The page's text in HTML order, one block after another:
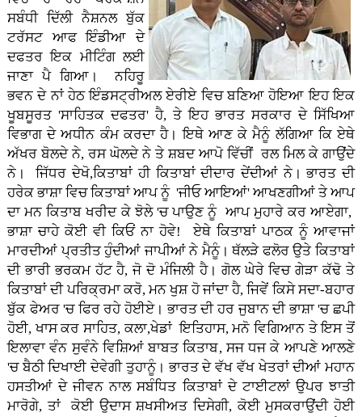
ਸਬੰਧੀ ਦਿੱਲੀ ਨੈਸ਼ਨਲ ਬੁੱਕ
ਟਰੱਸਟ ਆਫ ਇੰਡੀਆ ਦੇ
ਦਫਤਰ ਇਕ ਮੀਟਿੰਗ ਲਈ
ਜਾਣਾ ਪੈ ਗਿਆ। ਨਹਿਰੂ
ਭਵਨ ਦੇ ਨਾਂ ਹੇਠ ਇੰਡਸਟ੍ਰੀਅਲ ਏਰੀਏ ਵਿਚ ਬਣਿਆ ਹੋਇਆ ਇਹ ਇਕ
ਖੂਬਸੂਰਤ 'ਸਾਹਿਤਕ ਦਫਤਰ' ਹੈ, ਤੇ ਇਹ ਭਾਰਤ ਸਰਕਾਰ ਦੇ ਸਿੱਖਿਆ
ਵਿਭਾਗ ਦੇ ਅਧੀਨ ਕੰਮ ਕਰਦਾ ਹੈ। ਇਥੇ ਆਣ ਕੇ ਮੈਨੂੰ ਲੱਗਿਆ ਕਿ ਏਥੇ
ਅੱਖਰ ਬੋਲਦੇ ਨੇ, ਰਸ ਘੋਲਦੇ ਨੇ ਤੇ ਸ਼ਬਦ ਆਪੋ ਵਿੱਚੀਂ ਰਲ ਮਿਲ ਕੇ ਗਾਉਂਦੇ
ਨੇ। ਜਿੱਧਰ ਦੇਖੋ,ਕਿਤਾਬਾਂ ਹੀ ਕਿਤਾਬਾਂ ਦੀਦਾਰ ਦੇਂਦੀਆਂ ਨੇ। ਭਾਰਤ ਦੀ
ਹਰੇਕ ਭਾਸ਼ਾ ਵਿਚ ਕਿਤਾਬਾਂ ਆਪ ਨੂੰ 'ਜੀਓ ਆਇਆਂ' ਆਖਣਗੀਆਂ ਤੇ ਆਪ
ਦਾ ਮਨ ਕਿਤਾਬ ਖਰੀਦ ਕੇ ਝੋਲੇ 'ਚ ਪਾਉਣ ਨੂੰ ਆਪ ਮੁਹਾਰੇ ਕਰ ਆਏਗਾ,
ਭਾਸ਼ਾ ਚਾਹੇ ਕੋਈ ਵੀ ਕਿਓਂ ਨਾ ਹੋਵੇ! ਏਥੇ ਕਿਤਾਬਾਂ ਪਾਠਕ ਨੂੰ ਆਵਾਜਾਂ
ਮਾਰਦੀਆਂ ਪ੍ਰਤੀਤ ਹੁੰਦੀਆਂ ਜਾਪੀਆਂ ਨੇ ਮੈਨੂੰ। ਥੱਲੜੇ ਫਲੋਰ ਉਤੇ ਕਿਤਾਬਾਂ
ਦੀ ਭਾਰੀ ਭਰਕਮ ਹੱਟ ਹੈ, ਜੋ ਦੋ ਮੰਜਿਲੀ ਹੈ। ਗੋਲ ਘੇਰੇ ਵਿਚ ਗੇੜਾ ਕੱਢੋ ਤੇ
ਕਿਤਾਬਾਂ ਦੀ ਪਰਿਕ੍ਰਮਾ ਕਰੋ, ਮਨ ਖੁਸ਼ ਹੋ ਜਾਂਦਾ ਹੈ, ਜਿਵੇਂ ਕਿਸੇ ਸਦਾ-ਬਹਾਰ
ਬੁੱਕ ਫੇਅਰ 'ਚ ਫਿਰ ਰਹੇ ਹੋਈਏ। ਭਾਰਤ ਦੀ ਹਰ ਜੁਬਾਨ ਦੀ ਭਾਸ਼ਾ 'ਚ ਛਪੀ
ਹੋਈ, ਖਾਸ ਕਰ ਸਾਹਿਤ, ਕਲਾ,ਖੇਡਾਂ ਇਤਿਹਾਸ, ਮਨੋ ਵਿਗਿਆਨ ਤੇ ਇਸ ਤੋਂ
ਇਲਾਵਾ ਵੰਨ ਸੁਵੰਨੇ ਵਿਸ਼ਿਆਂ ਬਾਬਤ ਕਿਤਾਬ, ਸਜ ਧਜ ਕੇ ਆਪਣੇ ਆਲਣੇ
'ਚ ਬੈਠੀ ਦਿਖਾਈ ਦੇਵੇਗੀ ਤੁਹਾਨੂੰ। ਭਾਰਤ ਦੇ ਵੱਖ ਵੱਖ ਖੇਤਰਾਂ ਦੀਆਂ ਮਹਾਨ
ਹਸਤੀਆਂ ਦੇ ਜੀਵਨ ਨਾਲ ਸਬੰਧਿਤ ਕਿਤਾਬਾਂ ਦੇ ਟਾਈਟਲਾਂ ਉਪਰ ਝਾਤੀ
ਮਾਰੋਗੇ, ਤਾਂ ਕੋਈ ਉਦਾਸ ਸ਼ਖਸੀਅਤ ਦਿਸੇਗੀ, ਕੋਈ ਮੁਸਕਰਾਉਂਦੀ ਹੋਈ